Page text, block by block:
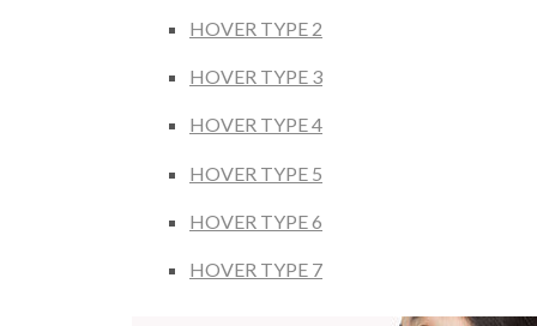
HOVER TYPE 2
HOVER TYPE 3
HOVER TYPE 4
HOVER TYPE 5
HOVER TYPE 6
HOVER TYPE 7